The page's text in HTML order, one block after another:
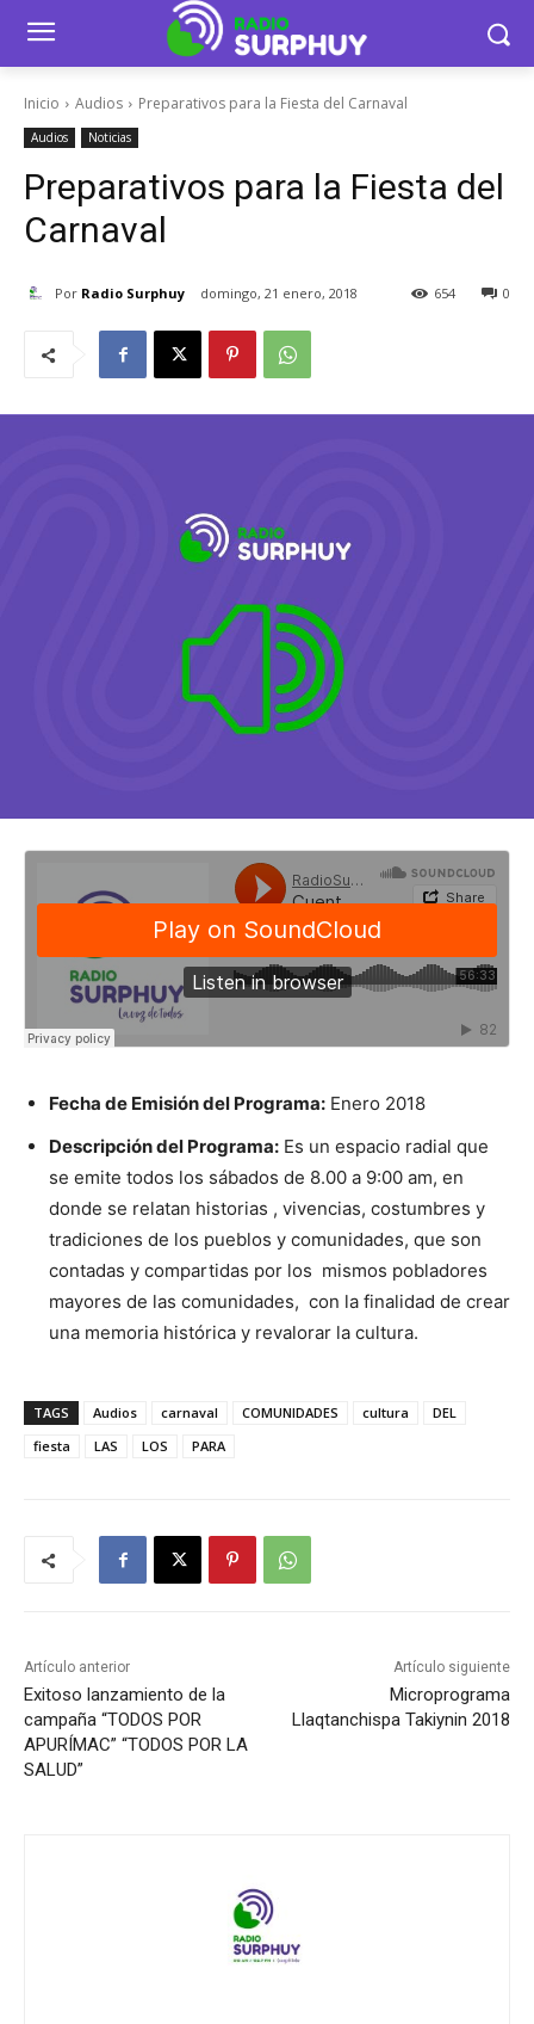
Inicio Audios Preparativos para la Fiesta del Carnaval
Audios Noticias
Preparativos para la Fiesta del
Carnaval
Por Radio Surphuy domingo, 21 enero, 2018 0
654
Fecha de Emisión del Programa: Enero 2018
Descripción del Programa: Es un espacio radial que
se emite todos los sábados de 8.00 a 9:00 am, en
donde se relatan historias , vivencias, costumbres y
tradiciones de los pueblos y comunidades, que son
contadas y compartidas por los mismos pobladores
mayores de las comunidades, con la finalidad de crear
una memoria histórica y revalorar la cultura.
TAGS Audios carnaval COMUNIDADES cultura
DEL
fiesta
LAS LOS PARA
Artículo anterior
Exitoso lanzamiento de la
campaña “TODOS POR
APURÍMAC” “TODOS POR LA
SALUD”
Artículo siguiente
Microprograma
Llaqtanchispa Takiynin 2018